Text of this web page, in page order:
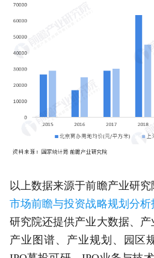
以上数据来源于前瞻产业研究
市场前瞻与投资战略规划分析
研究院还提供产业大数据、产
产业图谱、产业规划、园区